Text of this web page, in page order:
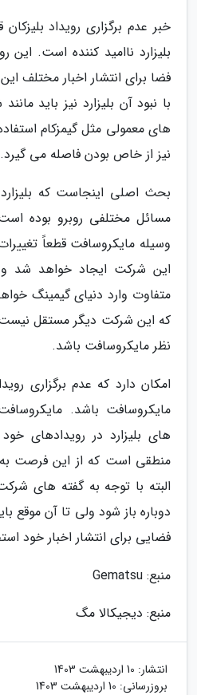
خبر عدم برگزاری رویداد
بلیزارد ناامید کننده است. این
فضا برای انتشار اخبار مختلف
با نبود آن بلیزارد نیز باید
های معمولی مثل گیمزکام
نیز از خاص بودن فاصله می گیرد.
بحث اصلی اینجاست که
مسائل مختلفی روبرو بوده
وسیله مایکروسافت قطعاً
این شرکت ایجاد خواهد شد و
متفاوت وارد دنیای گیمینگ
که این شرکت دیگر مستقل
نظر مایکروسافت باشد.
امکان دارد که عدم برگزاری
مایکروسافت باشد.
های بلیزارد در رویدادهای
منطقی است که از این فرصت به
البته با توجه به گفته های
دوباره باز شود ولی تا آن موقع
فضایی برای انتشار اخبار خود
منبع: Gematsu
منبع: دیجیکالا مگ
انتشار: 10 اردیبهشت 1403
بروزرسانی: 10 اردیبهشت 1403